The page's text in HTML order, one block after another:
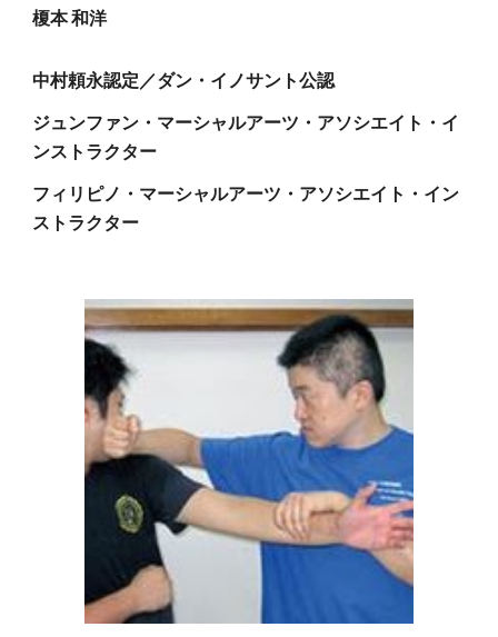
榎本 和洋
中村頼永認定／ダン・イノサント公認
ジュンファン・マーシャルアーツ・アソシエイト・イ
ンストラクター
フィリピノ・マーシャルアーツ・アソシエイト・イン
ストラクター